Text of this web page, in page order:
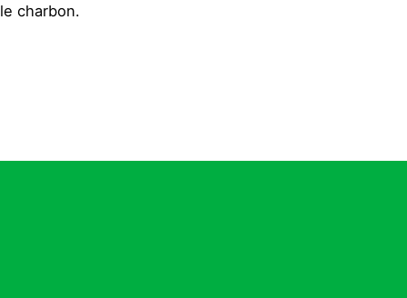
le charbon.